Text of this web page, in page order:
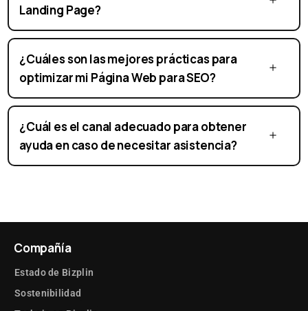
Landing Page?
¿Cuáles son las mejores prácticas para
optimizar mi Página Web para SEO?
¿Cuál es el canal adecuado para obtener
ayuda en caso de necesitar asistencia?
Compañía
Estado de Bizplin
Sostenibilidad